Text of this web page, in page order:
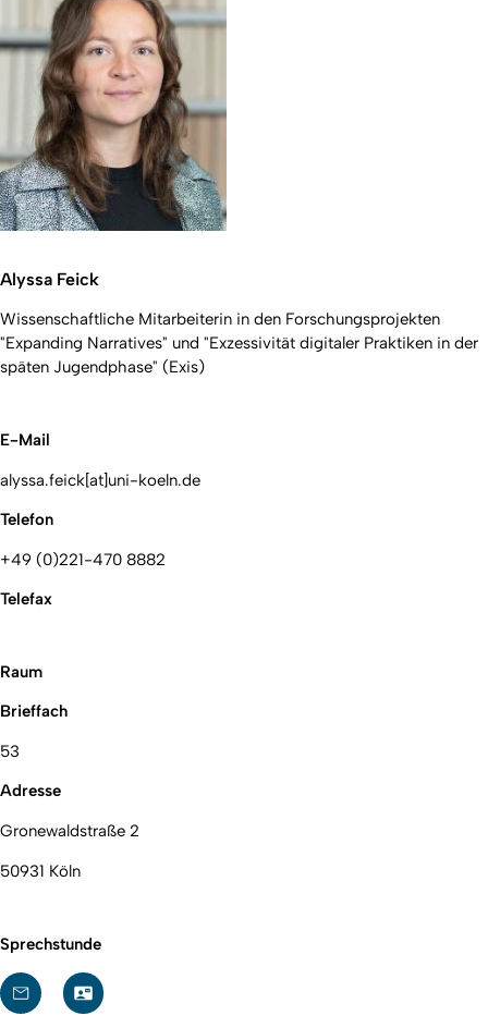
Alyssa Feick
Wissenschaftliche Mitarbeiterin in den Forschungsprojekten
"Expanding Narratives" und "Exzessivität digitaler Praktiken in der
späten Jugendphase" (Exis)
E-Mail
alyssa.feick[at]uni-koeln.de
Telefon
+49 (0)221-470 8882
Telefax
Raum
Brieffach
53
Adresse
Gronewaldstraße 2
50931 Köln
Sprechstunde